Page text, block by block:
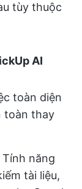
tùy thuộc
AI
toàn diện
toàn thay
Tính năng
tài liệu,